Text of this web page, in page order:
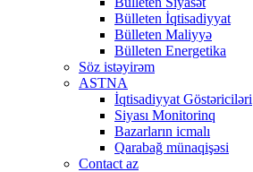
Bülleten İqtisadiyyat
Bülleten Maliyyə
Bülleten Energetika
Söz istəyirəm
ASTNA
İqtisadiyyat Göstəriciləri
Siyası Monitorinq
Bazarların icmalı
Qarabağ münaqişəsi
Contact az